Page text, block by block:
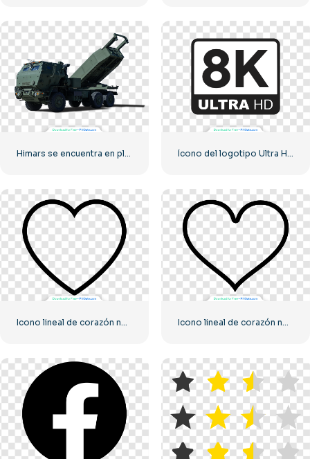
Himars se encuentra en plena preparación para el combate Ícono del logotipo Ultra HD de 8k monocromo negro